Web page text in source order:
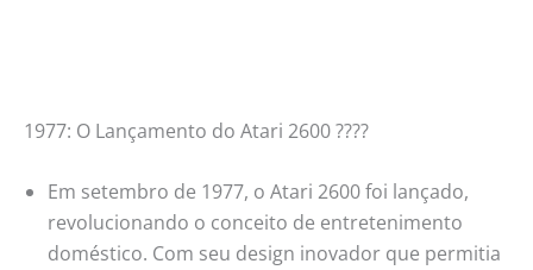
1977: O Lançamento do Atari 2600 ????
Em setembro de 1977, o Atari 2600 foi lançado,
revolucionando o conceito de entretenimento
doméstico. Com seu design inovador que permitia